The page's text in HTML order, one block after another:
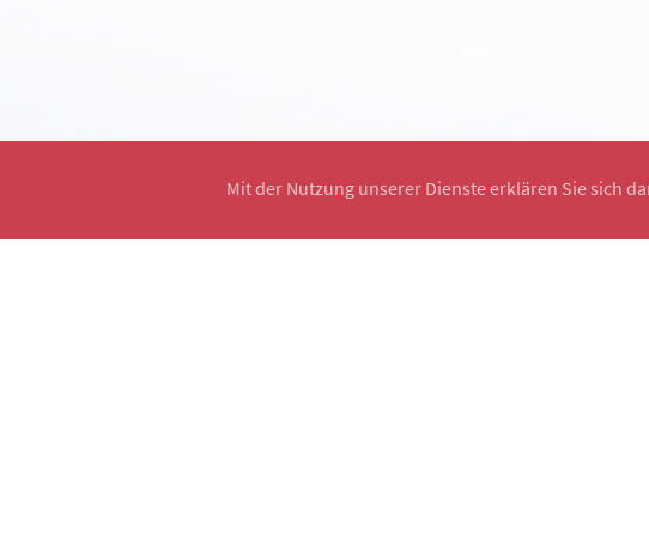
Mit der Nutzung unserer Dienste erklären Sie sich